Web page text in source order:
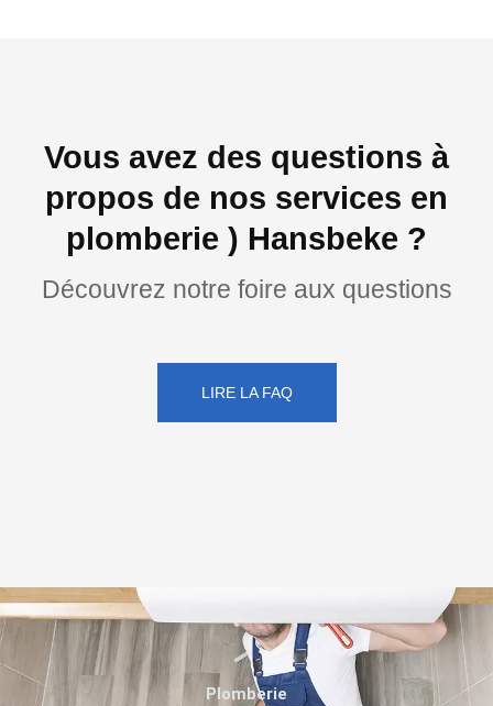
Vous avez des questions à
propos de nos services en
plomberie ) Hansbeke ?
Découvrez notre foire aux questions
LIRE LA FAQ
Plomberie